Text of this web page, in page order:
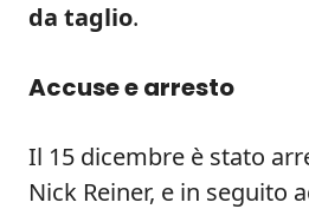
da taglio.
Accuse e arresto
Il 15 dicembre è stato
Nick Reiner, e in seguito